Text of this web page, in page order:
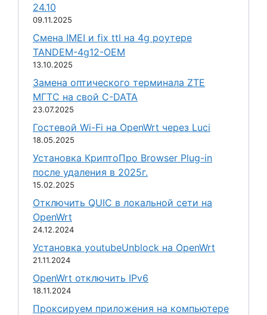
24.10
09.11.2025
Смена IMEI и fix ttl на 4g роутере
TANDEM-4g12-OEM
13.10.2025
Замена оптического терминала ZTE
МГТС на свой C-DATA
23.07.2025
Гостевой Wi-Fi на OpenWrt через Luci
18.05.2025
Установка КриптоПро Browser Plug-in
после удаления в 2025г.
15.02.2025
Отключить QUIC в локальной сети на
OpenWrt
24.12.2024
Установка youtubeUnblock на OpenWrt
21.11.2024
OpenWrt отключить IPv6
18.11.2024
Проксируем приложения на компьютере